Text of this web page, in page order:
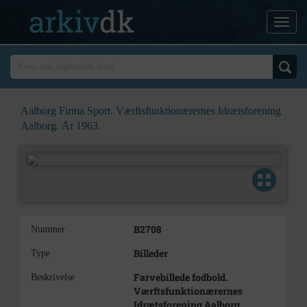
Aalborg Firma Sport. Værftsfunktionærernes Idrætsforening
Aalborg. År 1963.
Nummer B2708
Type Billeder
Beskrivelse
Farvebillede fodbold.
Værftsfunktionærernes